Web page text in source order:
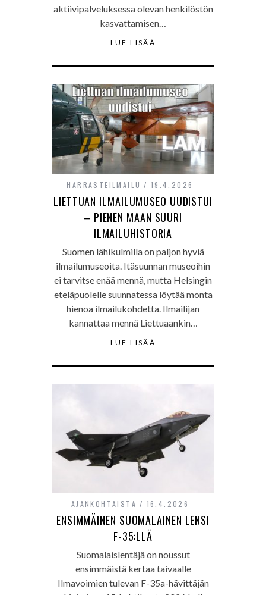
aktiivipalveluksessa olevan henkilöstön
kasvattamisen…
LUE LISÄÄ
HARRASTEILMAILU 19.4.2026
LIETTUAN ILMAILUMUSEO UUDISTUI
– PIENEN MAAN SUURI
ILMAILUHISTORIA
Suomen lähikulmilla on paljon hyviä
ilmailumuseoita. Itäsuunnan museoihin
ei tarvitse enää mennä, mutta Helsingin
eteläpuolelle suunnatessa löytää monta
hienoa ilmailukohdetta. Ilmailijan
kannattaa mennä Liettuaankin…
LUE LISÄÄ
AJANKOHTAISTA 16.4.2026
ENSIMMÄINEN SUOMALAINEN LENSI
F-35:LLÄ
Suomalaislentäjä on noussut
ensimmäistä kertaa taivaalle
Ilmavoimien tulevan F-35a-hävittäjän